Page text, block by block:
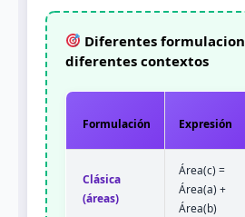
Diferentes
diferentes contextos
Formulación Expresión
Clásica
(áreas)
Área(c) =
Área(a) +
Área(b)